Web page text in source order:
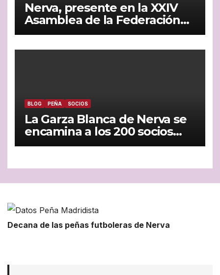
Nerva, presente en la XXIV
Asamblea de la Federación
Andaluza de Peñas
BLOG PEÑA SOCIOS
La Garza Blanca de Nerva se
encamina a los 200 socios
con paso firme
Decana de las peñas futboleras de Nerva